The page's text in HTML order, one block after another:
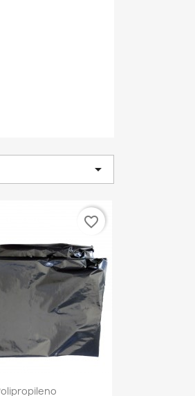

rápida
favorite_border